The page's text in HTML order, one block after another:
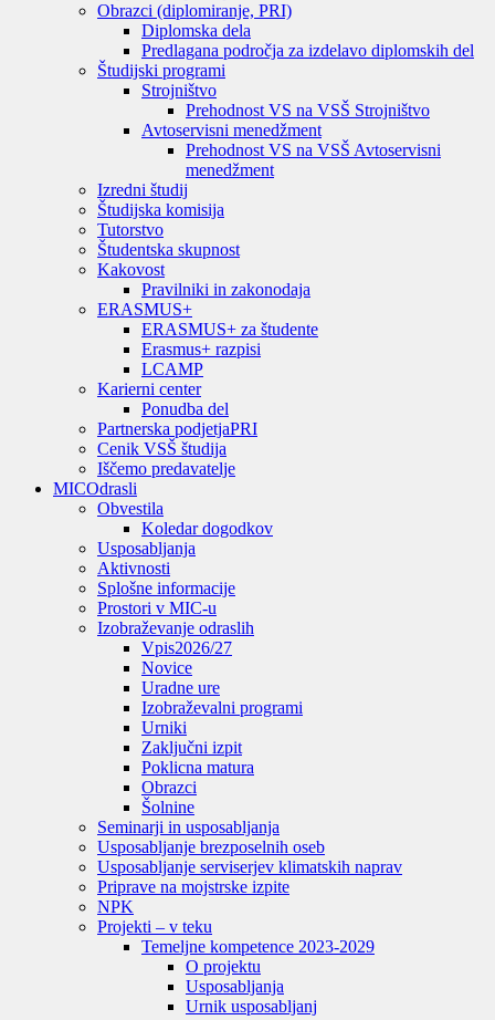
Obrazci (diplomiranje, PRI)
Diplomska dela
Predlagana področja za izdelavo diplomskih del
Študijski programi
Strojništvo
Prehodnost VS na VSŠ Strojništvo
Avtoservisni menedžment
Prehodnost VS na VSŠ Avtoservisni
menedžment
Izredni študij
Študijska komisija
Tutorstvo
Študentska skupnost
Kakovost
Pravilniki in zakonodaja
ERASMUS+
ERASMUS+ za študente
Erasmus+ razpisi
LCAMP
Karierni center
Ponudba del
Partnerska podjetjaPRI
Cenik VSŠ študija
Iščemo predavatelje
MICOdrasli
Obvestila
Koledar dogodkov
Usposabljanja
Aktivnosti
Splošne informacije
Prostori v MIC-u
Izobraževanje odraslih
Vpis2026/27
Novice
Uradne ure
Izobraževalni programi
Urniki
Zaključni izpit
Poklicna matura
Obrazci
Šolnine
Seminarji in usposabljanja
Usposabljanje brezposelnih oseb
Usposabljanje serviserjev klimatskih naprav
Priprave na mojstrske izpite
NPK
Projekti – v teku
Temeljne kompetence 2023-2029
O projektu
Usposabljanja
Urnik usposabljanj